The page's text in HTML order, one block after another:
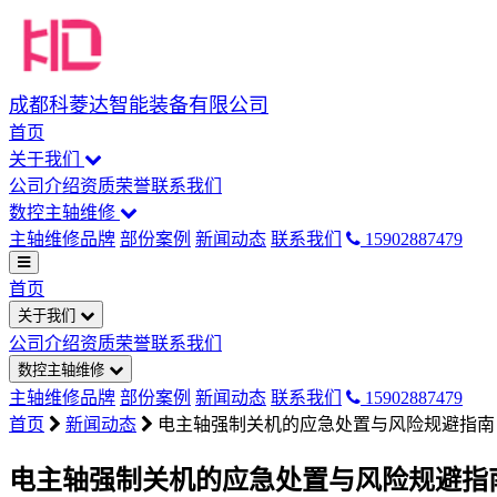
成都科菱达智能装备有限公司
首页
关于我们
公司介绍资质荣誉联系我们
数控主轴维修
主轴维修品牌 部份案例 新闻动态 联系我们 15902887479
首页
关于我们
公司介绍资质荣誉联系我们
数控主轴维修
主轴维修品牌 部份案例 新闻动态 联系我们
15902887479
首页
新闻动态 电主轴强制关机的应急处置与风险规避指南
电主轴强制关机的应急处置与风险规避指